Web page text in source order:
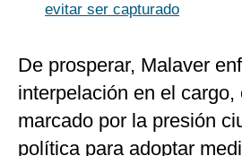
evitar ser capturado
De prosperar, Malaver
interpelación en el cargo,
marcado por la presión
política para adoptar